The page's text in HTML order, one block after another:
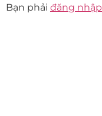
Bạn phải đăng nhập